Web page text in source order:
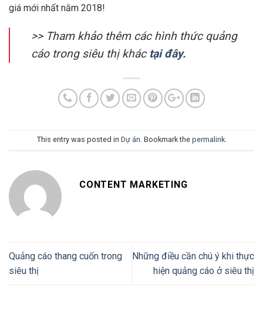
giá mới nhất năm 2018!
>> Tham khảo thêm các hình thức quảng
cáo trong siêu thị khác tại đây.
This entry was posted in Dự án. Bookmark the permalink.
CONTENT MARKETING
Quảng cáo thang cuốn trong
siêu thị
Những điều cần chú ý khi thực
hiện quảng cáo ở siêu thị